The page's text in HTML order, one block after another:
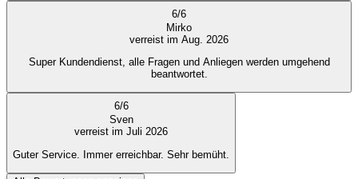
6/6
Mirko
verreist im Aug. 2026
Super Kundendienst, alle Fragen und Anliegen werden umgehend
beantwortet.
6/6
Sven
verreist im Juli 2026
Guter Service. Immer erreichbar. Sehr bemüht.